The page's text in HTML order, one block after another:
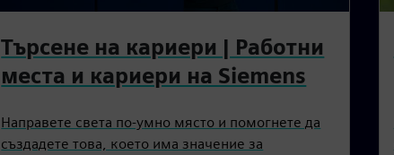
Търсене на кариери | Работни
места и кариери на Siemens
Направете света по-умно място и помогнете да
създадете това, което има значение за